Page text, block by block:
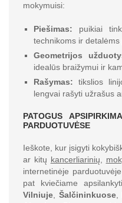
mokymuisi:
Piešimas: puikiai
technikoms ir detalėms
Geometrijos
idealūs braižymui ir
Rašymas: tikslios
lengvai rašyti užrašus
PATOGUS
PARDUOTUVĖSE
Ieškote, kur įsigyti
ar kitų kancerliarinių
internetinėje
pat kviečiame
Vilniuje
Šalčininkuose,